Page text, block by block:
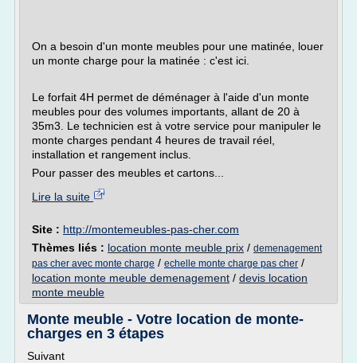
On a besoin d'un monte meubles pour une matinée, louer
un monte charge pour la matinée : c'est ici.
Le forfait 4H permet de déménager à l'aide d'un monte
meubles pour des volumes importants, allant de 20 à
35m3. Le technicien est à votre service pour manipuler le
monte charges pendant 4 heures de travail réel,
installation et rangement inclus.
Pour passer des meubles et cartons...
Lire la suite
Site : http://montemeubles-pas-cher.com
Thèmes liés : location monte meuble prix / demenagement
pas cher avec monte charge / echelle monte charge pas cher /
location monte meuble demenagement / devis location
monte meuble
Monte meuble - Votre location de monte-
charges en 3 étapes
Suivant